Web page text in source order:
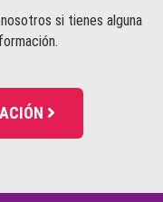
si tienes alguna